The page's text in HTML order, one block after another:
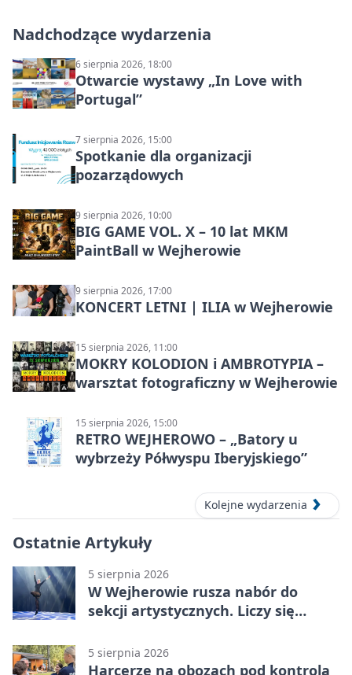
Nadchodzące wydarzenia
6 sierpnia 2026, 18:00
Otwarcie wystawy „In Love with
Portugal”
7 sierpnia 2026, 15:00
Spotkanie dla organizacji
pozarządowych
9 sierpnia 2026, 10:00
BIG GAME VOL. X – 10 lat MKM
PaintBall w Wejherowie
9 sierpnia 2026, 17:00
KONCERT LETNI | ILIA w Wejherowie
15 sierpnia 2026, 11:00
MOKRY KOLODION i AMBROTYPIA –
warsztat fotograficzny w Wejherowie
15 sierpnia 2026, 15:00
RETRO WEJHEROWO – „Batory u
wybrzeży Półwyspu Iberyjskiego”
Kolejne wydarzenia
Ostatnie Artykuły
5 sierpnia 2026
W Wejherowie rusza nabór do
sekcji artystycznych. Liczy się
5 sierpnia 2026
Harcerze na obozach pod kontrolą